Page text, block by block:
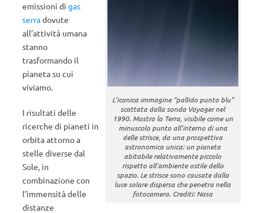
L’iconica immagine “pallido punto blu”
scattata dalla sonda Voyager nel
1990. Mostra la Terra, visibile come un
minuscolo punto all’interno di una
delle strisce, da una prospettiva
astronomica unica: un pianeta
abitabile relativamente piccolo
rispetto all’ambiente ostile dello
spazio. Le strisce sono causate dalla
luce solare dispersa che penetra nella
fotocamera. Crediti: Nasa
emissioni di gas
serradovute
all’attività umana
stanno
trasformando il
pianeta su cui
viviamo.
I risultati delle
ricerche di pianeti in
orbita attorno a
stelle diverse dal
Sole, in
combinazione con
l’immensità delle
distanze